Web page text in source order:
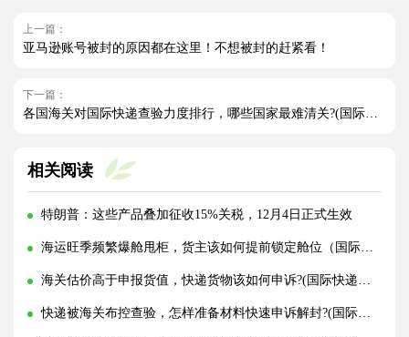
上一篇：
亚马逊账号被封的原因都在这里！不想被封的赶紧看！
下一篇：
相关阅读
特朗普：这些产品叠加征收15%关税，12月4日正式生效
海运旺季频繁爆舱甩柜，货主该如何提前锁定舱位（国际海运干货知识分享）
海关估价高于申报货值，快递货物该如何申诉?(国际快递干货知识分享)
快递被海关布控查验，怎样准备材料快速申诉解封?(国际快递干货知识分享)